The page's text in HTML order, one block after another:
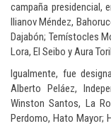
campaña presidencial,
Ilianov Méndez,
Dajabón; Temístocles
Lora, El Seibo y Aura
Igualmente, fue
Alberto Peláez,
Winston Santos, La
Perdomo, Hato Mayor;